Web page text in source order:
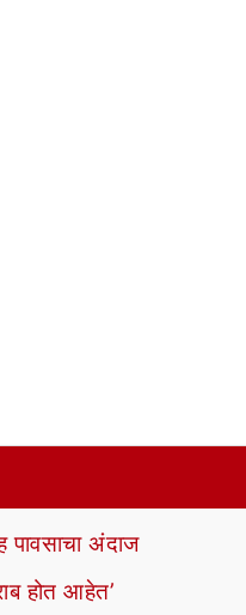
पावसाचा अंदाज
होत आहेत’